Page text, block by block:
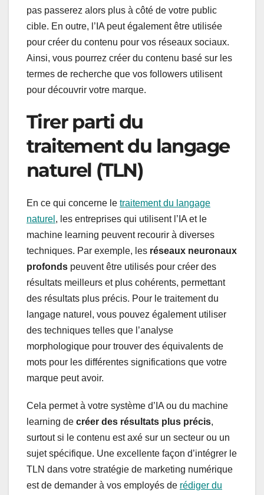
pas passerez alors plus à côté de votre public
cible. En outre, l’IA peut également être utilisée
pour créer du contenu pour vos réseaux sociaux.
Ainsi, vous pourrez créer du contenu basé sur les
termes de recherche que vos followers utilisent
pour découvrir votre marque.
Tirer parti du
traitement du langage
naturel (TLN)
En ce qui concerne le traitement du langage
naturel , les entreprises qui utilisent l’IA et le
machine learning peuvent recourir à diverses
techniques. Par exemple, les réseaux neuronaux
profonds peuvent être utilisés pour créer des
résultats meilleurs et plus cohérents, permettant
des résultats plus précis. Pour le traitement du
langage naturel, vous pouvez également utiliser
des techniques telles que l’analyse
morphologique pour trouver des équivalents de
mots pour les différentes significations que votre
marque peut avoir.
Cela permet à votre système d’IA ou du machine
learning de créer des résultats plus précis,
surtout si le contenu est axé sur un secteur ou un
sujet spécifique. Une excellente façon d’intégrer le
TLN dans votre stratégie de marketing numérique
est de demander à vos employés de rédiger du